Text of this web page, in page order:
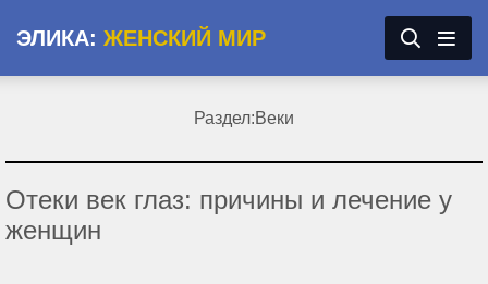
ЭЛИКА: ЖЕНСКИЙ МИР
Отеки век глаз: причины и лечение у
женщин
Раздел:Веки